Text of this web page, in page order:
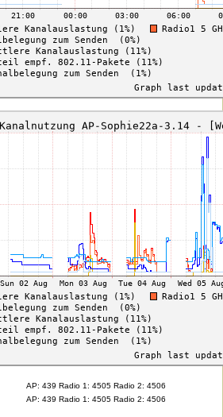
AP: 439 Radio 1: 4505 Radio 2: 4506
AP: 439 Radio 1: 4505 Radio 2: 4506